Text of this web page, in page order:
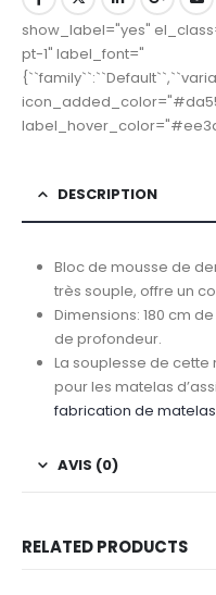
show_label="yes"
pt-1" label_font="
DESCRIPTION
Bloc de mousse de
très souple, offre un
Dimensions: 180 cm
de profondeur.
La souplesse de
pour les matelas
fabrication de matelas
AVIS (0)
RELATED PRODUCTS